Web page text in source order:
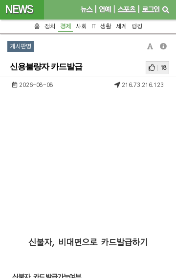
NEWS 뉴스 연예 스포츠 로그인
홈 정치 경제 사회 IT 생활 세계 랭킹
게시판명
신용불량자 카드발급 18
2026-08-08 216.73.216.123
신불자, 비대면으로 카드발급하기